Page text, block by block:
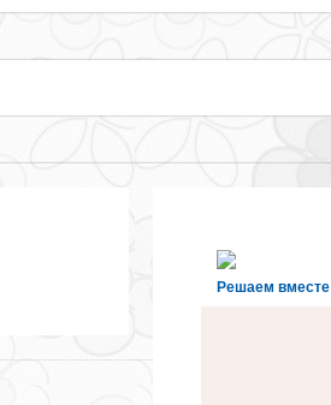
Решаем вместе